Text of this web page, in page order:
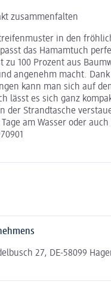
zusammenfalten
in den
das Hamamtuch
zu 100 Prozent aus
angenehm macht.
kann man sich auf
lässt es sich ganz
der Strandtasche
am Wasser oder
27, DE-58099